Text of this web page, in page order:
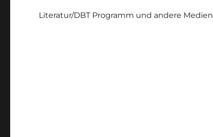
Literatur/DBT Programm und andere Medien